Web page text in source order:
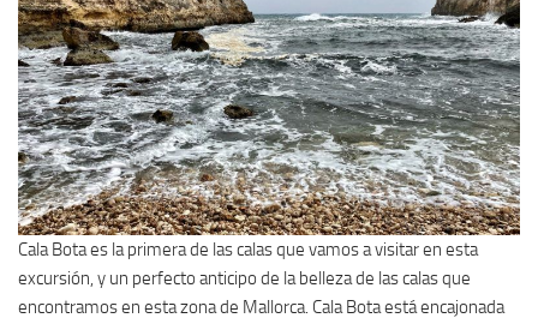
Cala Bota es la primera de las calas que vamos a visitar en esta
excursión, y un perfecto anticipo de la belleza de las calas que
encontramos en esta zona de Mallorca. Cala Bota está encajonada